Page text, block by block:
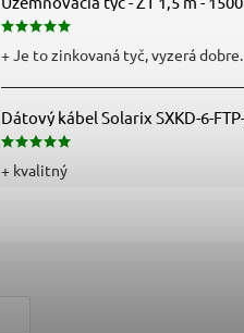
+ Je to zinkovaná tyč, vyzerá dobre.
+ kvalitný